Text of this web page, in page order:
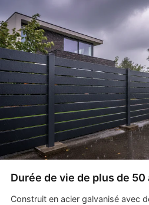
Durée de vie de plus de 50
Construit en acier galvanisé avec